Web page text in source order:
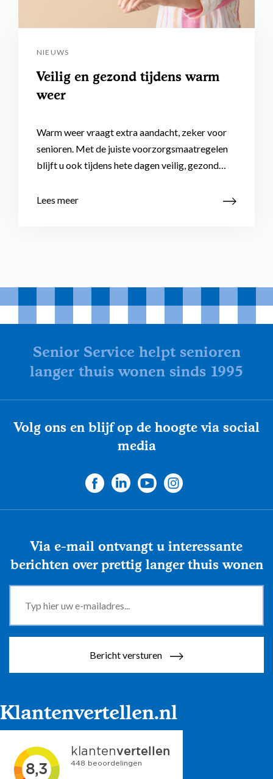
NIEUWS
Veilig en gezond tijdens warm
weer
Warm weer vraagt extra aandacht, zeker voor
senioren. Met de juiste voorzorgsmaatregelen
blijft u ook tijdens hete dagen veilig, gezond…
Lees meer
Senior Service helpt senioren
langer thuis wonen sinds 1995
Volg ons en blijf op de hoogte via social
media
Via e-mail ontvangt u interessante
berichten over prettig langer thuis wonen
Bericht versturen
Klantenvertellen.nl